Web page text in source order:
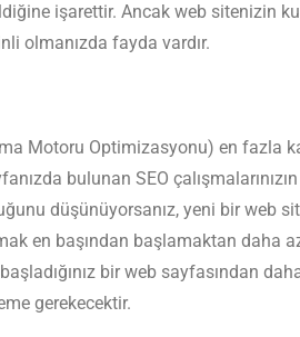
işarettir. Ancak web sitenizin
olmanızda fayda vardır.
Motoru Optimizasyonu) en fazla
bulunan SEO
düşünüyorsanız, yeni bir web
en başından başlamaktan daha
bir web sayfasından
gerekecektir.